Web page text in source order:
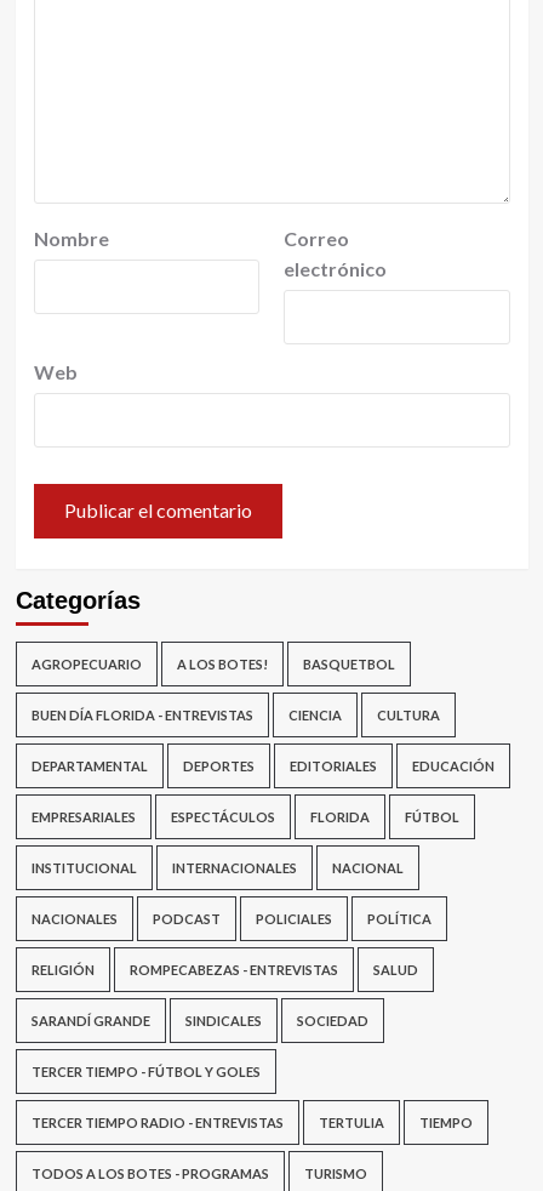
Nombre
Correo
electrónico
Web
Categorías
AGROPECUARIO A LOS BOTES! BASQUETBOL
BUEN DÍA FLORIDA - ENTREVISTAS CIENCIA CULTURA
DEPARTAMENTAL DEPORTES EDITORIALES EDUCACIÓN
EMPRESARIALES ESPECTÁCULOS FLORIDA FÚTBOL
INSTITUCIONAL INTERNACIONALES NACIONAL
NACIONALES PODCAST POLICIALES POLÍTICA
RELIGIÓN ROMPECABEZAS - ENTREVISTAS SALUD
SARANDÍ GRANDE SINDICALES SOCIEDAD
TERCER TIEMPO - FÚTBOL Y GOLES
TERCER TIEMPO RADIO - ENTREVISTAS TERTULIA TIEMPO
TODOS A LOS BOTES - PROGRAMAS TURISMO